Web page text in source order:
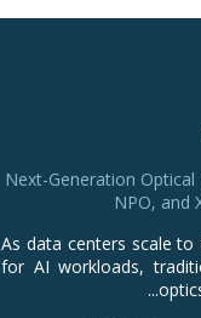
Next-Generation Optical
NPO, and
As data centers scale to
for AI workloads,